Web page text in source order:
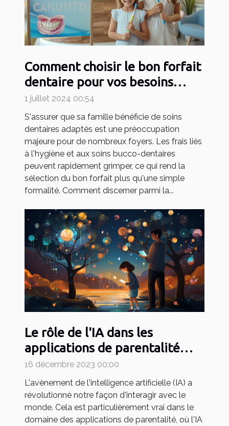
Comment choisir le bon forfait
dentaire pour vos besoins
familiaux
1 juillet 2024 00:54
S'assurer que sa famille bénéficie de soins
dentaires adaptés est une préoccupation
majeure pour de nombreux foyers. Les frais liés
à l'hygiène et aux soins bucco-dentaires
peuvent rapidement grimper, ce qui rend la
sélection du bon forfait plus qu'une simple
formalité. Comment discerner parmi la...
Le rôle de l'IA dans les
applications de parentalité
comme May
16 décembre 2023 00:00
L'avènement de l'intelligence artificielle (IA) a
révolutionné notre façon d'interagir avec le
monde. Cela est particulièrement vrai dans le
domaine des applications de parentalité, où l'IA